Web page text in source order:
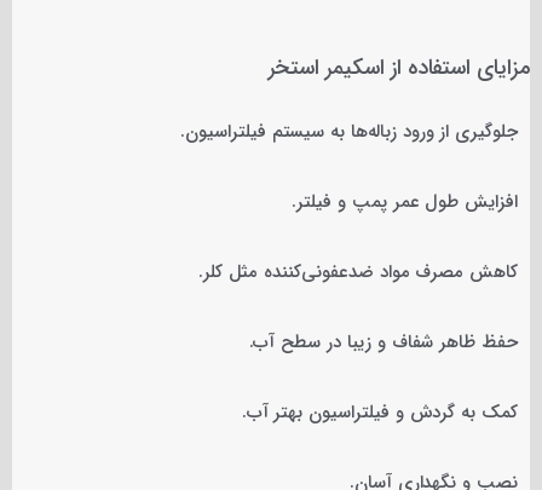
مزایای استفاده از اسکیمر استخر
جلوگیری از ورود زباله‌ها به سیستم فیلتراسیون.
افزایش طول عمر پمپ و فیلتر.
کاهش مصرف مواد ضدعفونی‌کننده مثل کلر.
حفظ ظاهر شفاف و زیبا در سطح آب.
کمک به گردش و فیلتراسیون بهتر آب.
نصب و نگهداری آسان.